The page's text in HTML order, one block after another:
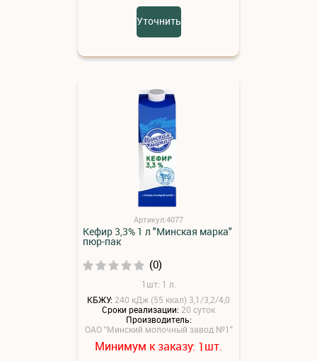
Уточнить
Артикул:4077
Кефир 3,3% 1 л "Минская марка"
пюр-пак
(0)
1шт: 1 л.
КБЖУ:240 кДж (55 ккал) 3,1/3,2/4,0
Сроки реализации:20 суток
Производитель:
ОАО "Минский молочный завод №1"
Минимум к заказу: 1шт.